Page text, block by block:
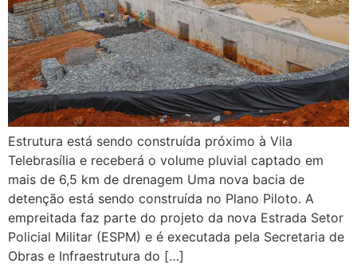
Estrutura está sendo construída próximo à Vila
Telebrasília e receberá o volume pluvial captado em
mais de 6,5 km de drenagem Uma nova bacia de
detenção está sendo construída no Plano Piloto. A
empreitada faz parte do projeto da nova Estrada Setor
Policial Militar (ESPM) e é executada pela Secretaria de
Obras e Infraestrutura do […]